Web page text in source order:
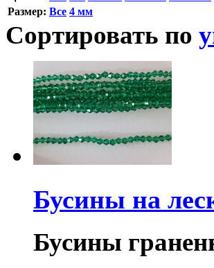
Размер: Все 4 мм
Сортировать по
Бусины на
Бусины